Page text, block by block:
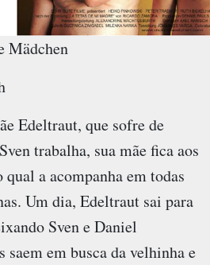
Mädchen
Edeltraut, que sofre de
trabalha, sua mãe fica aos
a acompanha em todas
Um dia, Edeltraut sai para
Sven e Daniel
saem em busca da velhinha e